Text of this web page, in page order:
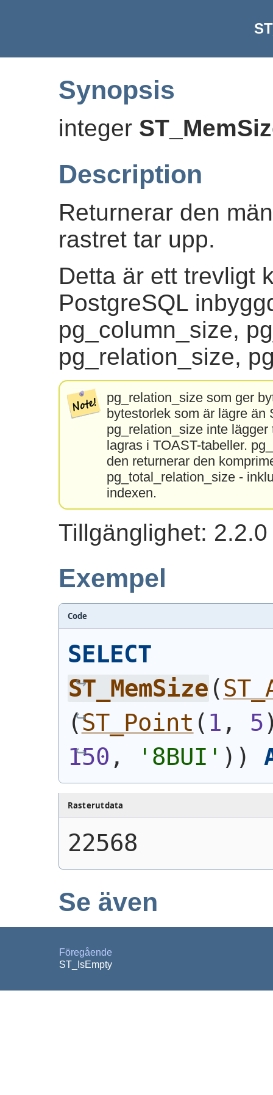
Synopsis
integer
Description
Returnerar den
rastret tar upp.
Detta är ett trevligt
PostgreSQL
pg_column_size,
pg_relation_size,
pg_relation_size som ger
bytestorlek som är lägre än
pg_relation_size inte
lagras i TOAST-tabeller.
den returnerar den
pg_total_relation_size -
indexen.
Tillgänglighet: 2.2.0
Exempel
Code
SELECT
ST_MemSize (
(ST_Point ( 1 , 5
150 , '8BUI' ) )
Rasterutdata
22568
Se även
Föregående
ST_IsEmpty